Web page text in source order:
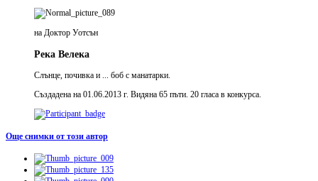
на Доктор Уотсън
Река Велека
Слънце, почивка и ... боб с манатарки.
Създадена на 01.06.2013 г. Видяна 65 пъти. 20 гласа в конкурса.
Още снимки от този автор